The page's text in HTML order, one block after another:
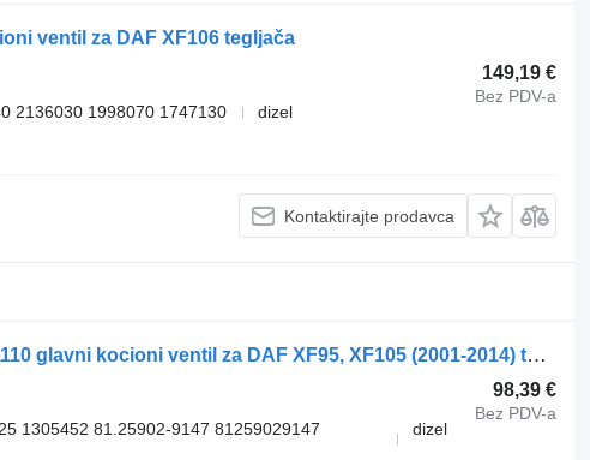
ventil za DAF XF106 tegljača
149,19 €
Bez PDV-a
2136030 1998070 1747130
dizel
Kontaktirajte prodavca
WABCO XF105 (01.05-) 4729051110 glavni kocioni ventil za DAF XF95, XF105 (2001-2014) tegljača
98,39 €
Bez PDV-a
1305452 81.25902-9147 81259029147
dizel